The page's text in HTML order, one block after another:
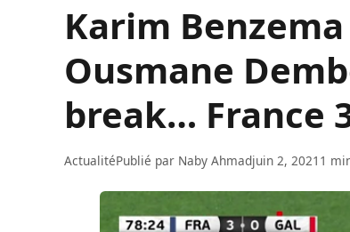
Karim
Ousmane
break… France
ActualitéPublié par Naby Ahmadjuin 2, 2021 1